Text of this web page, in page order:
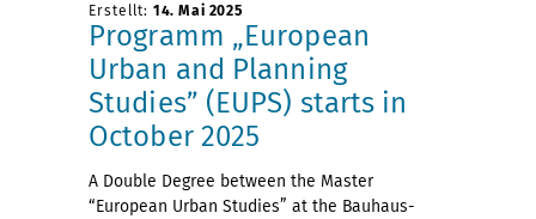
Erstellt: 14. Mai 2025
Programm „European
Urban and Planning
Studies” (EUPS) starts in
October 2025
A Double Degree between the Master
“European Urban Studies” at the Bauhaus-